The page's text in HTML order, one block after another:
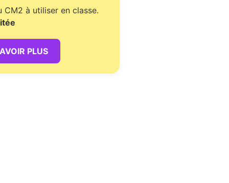
CM2 à utiliser en classe.
PLUS